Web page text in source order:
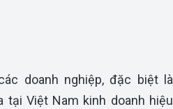
doanh nghiệp, đặc biệt là
tại Việt Nam kinh doanh hiệu